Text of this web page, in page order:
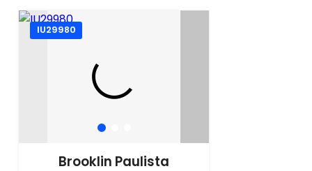
IU29980
Brooklin Paulista